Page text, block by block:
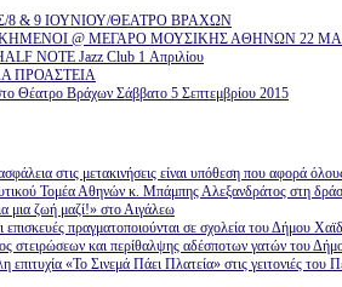
& 9 ΙΟΥΝΙΟΥ/ΘΕΑΤΡΟ ΒΡΑΧΩΝ
@ ΜΕΓΑΡΟ ΜΟΥΣΙΚΗΣ ΑΘΗΝΩΝ 22
NOTE Jazz Club 1 Απριλίου
ΠΡΟΑΣΤΕΙΑ
Θέατρο Βράχων Σάββατο 5 Σεπτεμβρίου 2015
στις μετακινήσεις είναι υπόθεση που αφορά
Τομέα Αθηνών κ. Μπάμπης Αλεξανδράτος στη
μια ζωή μαζί!» στο Αιγάλεω
επισκευές πραγματοποιούνται σε σχολεία του Δήμου
στειρώσεων και περίθαλψης αδέσποτων γατών του
«Το Σινεμά Πάει Πλατεία» στις γειτονιές του